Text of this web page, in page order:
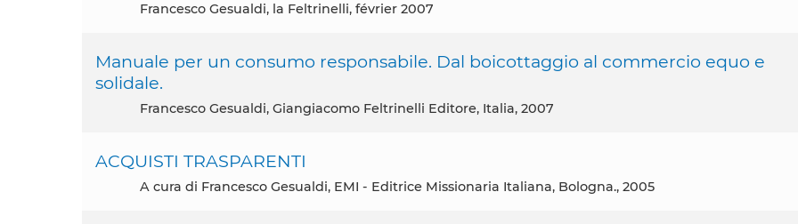
Francesco Gesualdi, la Feltrinelli, février 2007
Manuale per un consumo responsabile. Dal boicottaggio al commercio equo e
solidale.
Francesco Gesualdi, Giangiacomo Feltrinelli Editore, Italia, 2007
ACQUISTI TRASPARENTI
A cura di Francesco Gesualdi, EMI - Editrice Missionaria Italiana, Bologna., 2005